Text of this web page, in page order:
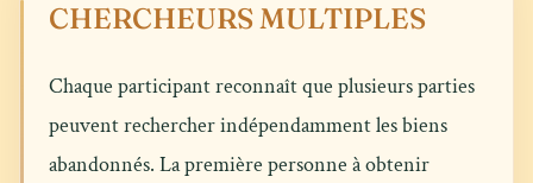
CHERCHEURS MULTIPLES
Chaque participant reconnaît que plusieurs parties
peuvent rechercher indépendamment les biens
abandonnés. La première personne à obtenir